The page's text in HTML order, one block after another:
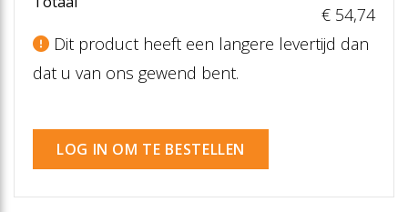
€ 54,74
Dit product heeft een langere levertijd dan
dat u van ons gewend bent.
LOG IN OM TE BESTELLEN